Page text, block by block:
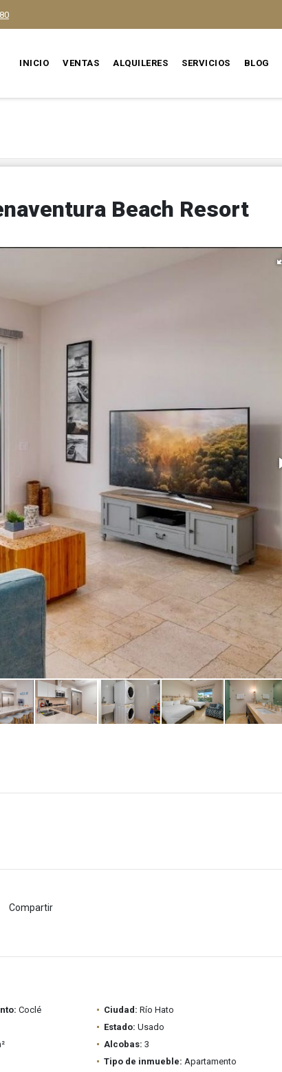
INICIO VENTAS ALQUILERES SERVICIOS BLOG
Beach Resort
Compartir
Coclé Ciudad: Río Hato
Estado: Usado
Alcobas: 3
Tipo de inmueble: Apartamento